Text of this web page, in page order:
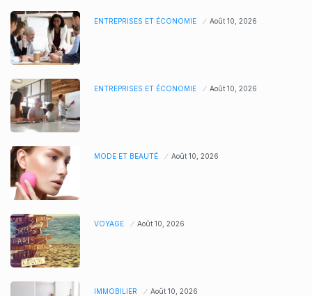
ENTREPRISES ET ÉCONOMIE Août 10, 2026
ENTREPRISES ET ÉCONOMIE Août 10, 2026
MODE ET BEAUTÉ Août 10, 2026
VOYAGE Août 10, 2026
IMMOBILIER Août 10, 2026